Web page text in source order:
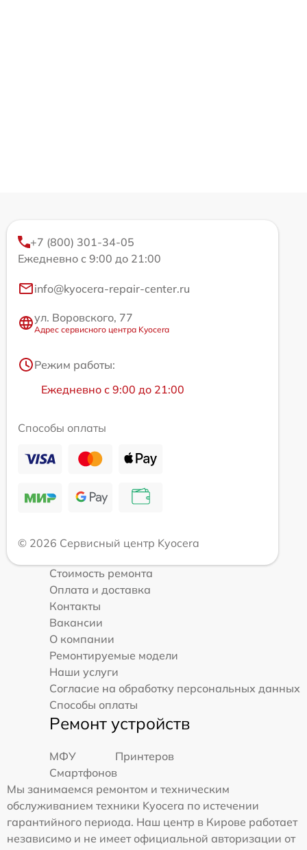
+7 (800) 301-34-05
Ежедневно с 9:00 до 21:00
info@kyocera-repair-center.ru
ул. Воровского, 77
Адрес сервисного центра Kyocera
Режим работы:
Ежедневно с 9:00 до 21:00
Способы оплаты
© 2026 Сервисный центр Kyocera
Стоимость ремонта
Оплата и доставка
Контакты
Вакансии
О компании
Ремонтируемые модели
Наши услуги
Согласие на обработку персональных данных
Способы оплаты
Ремонт устройств
МФУ
Принтеров
Смартфонов
Мы занимаемся ремонтом и техническим
обслуживанием техники Kyocera по истечении
гарантийного периода. Наш центр в Кирове работает
независимо и не имеет официальной авторизации от